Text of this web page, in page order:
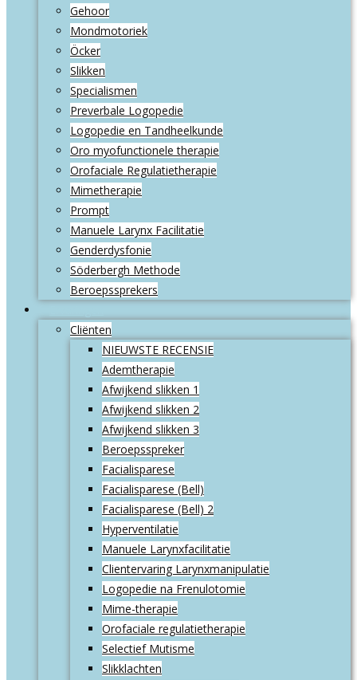
Gehoor
Mondmotoriek
Öcker
Slikken
Specialismen
Preverbale Logopedie
Logopedie en Tandheelkunde
Oro myofunctionele therapie
Orofaciale Regulatietherapie
Mimetherapie
Prompt
Manuele Larynx Facilitatie
Genderdysfonie
Söderbergh Methode
Beroepssprekers
Cliënten
NIEUWSTE RECENSIE
Ademtherapie
Afwijkend slikken 1
Afwijkend slikken 2
Afwijkend slikken 3
Beroepsspreker
Facialisparese
Facialisparese (Bell)
Facialisparese (Bell) 2
Hyperventilatie
Manuele Larynxfacilitatie
Clientervaring Larynxmanipulatie
Logopedie na Frenulotomie
Mime-therapie
Orofaciale regulatietherapie
Selectief Mutisme
Slikklachten